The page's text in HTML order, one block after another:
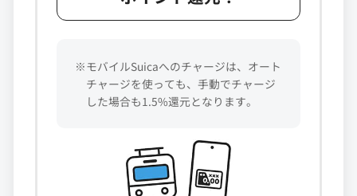
※モバイルSuicaへのチャージは、オート
チャージを使っても、手動でチャージ
した場合も1.5%還元となります。